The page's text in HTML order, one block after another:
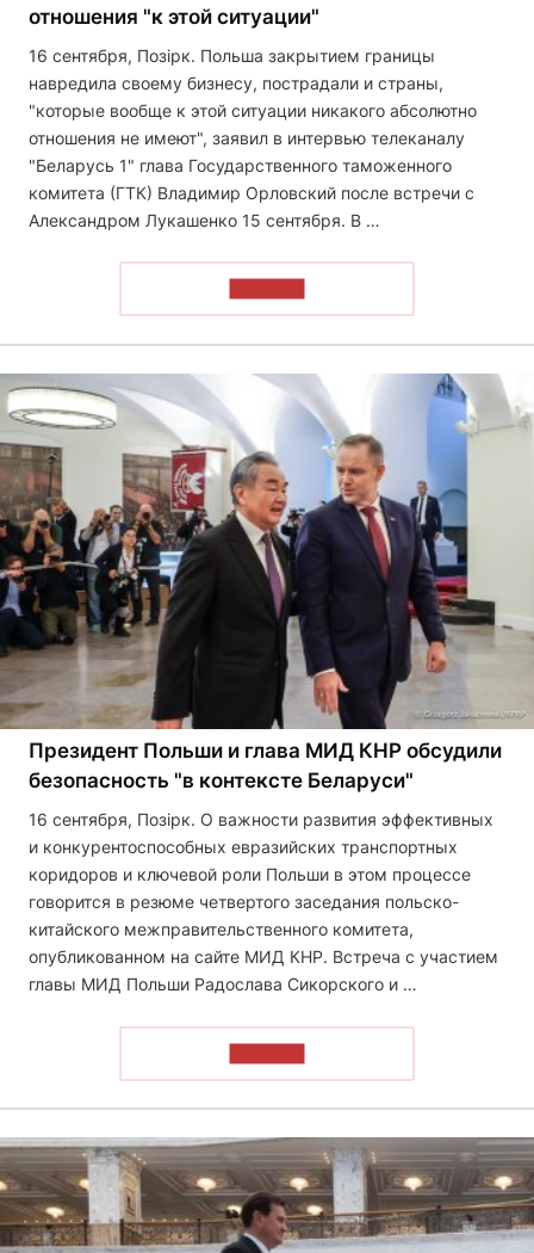
отношения "к этой ситуации"
16 сентября, Позірк. Польша закрытием границы
навредила своему бизнесу, пострадали и страны,
"которые вообще к этой ситуации никакого абсолютно
отношения не имеют", заявил в интервью телеканалу
"Беларусь 1" глава Государственного таможенного
комитета (ГТК) Владимир Орловский после встречи с
Александром Лукашенко 15 сентября. В …
Президент Польши и глава МИД КНР обсудили
безопасность "в контексте Беларуси"
16 сентября, Позірк. О важности развития эффективных
и конкурентоспособных евразийских транспортных
коридоров и ключевой роли Польши в этом процессе
говорится в резюме четвертого заседания польско-
китайского межправительственного комитета,
опубликованном на сайте МИД КНР. Встреча с участием
главы МИД Польши Радослава Сикорского и …